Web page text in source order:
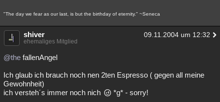
"The day we fear as our last, is but the birthday of eternity." ~Seneca
shiver 09.11.2004 um 12:32
ehemaliges Mitglied
@the fallenAngel
Ich glaub ich brauch noch nen 2ten Espresso ( gegen all meine
Gewohnheit)
ich versteh´s immer noch nich
*g* - sorry!